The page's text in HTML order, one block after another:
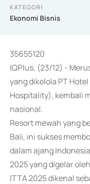
KATEGORI
Ekonomi Bisnis
35655120
IQPlus, (23/12) -
yang dikelola PT
Hospitality), kembali
nasional.
Resort mewah yang
Bali, ini sukses
dalam ajang
2025 yang digelar
ITTA 2025 dikenal